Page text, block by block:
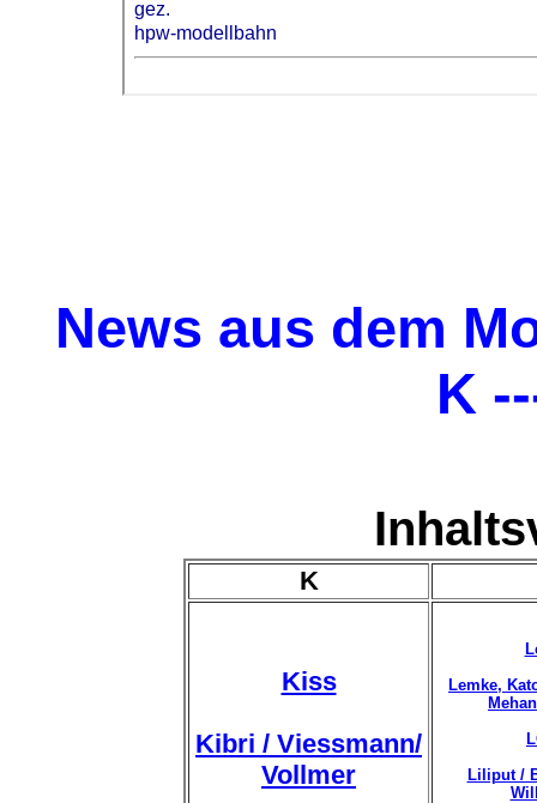
News aus dem
K
K
Kiss
Kibri / Viessmann/
Vollmer
Lemke,
Liliput /